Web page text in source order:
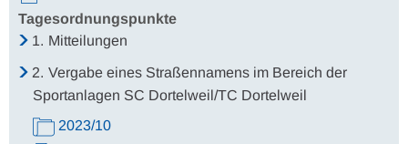
Tagesordnungspunkte
1. Mitteilungen
2. Vergabe eines Straßennamens im Bereich der
Sportanlagen SC Dortelweil/TC Dortelweil
2023/10